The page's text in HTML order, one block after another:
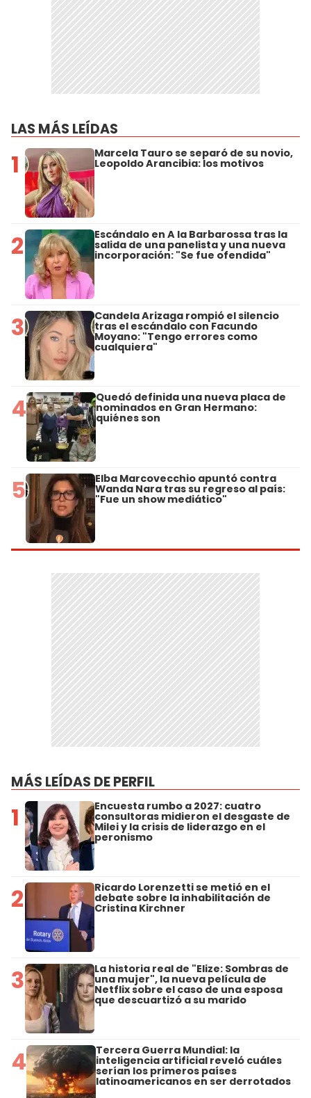
LAS MÁS LEÍDAS
1 Marcela Tauro se separó de su novio,
Leopoldo Arancibia: los motivos
2 Escándalo en A la Barbarossa tras la
salida de una panelista y una nueva
incorporación: "Se fue ofendida"
3 Candela Arizaga rompió el silencio
tras el escándalo con Facundo
Moyano: "Tengo errores como
cualquiera"
4 Quedó definida una nueva placa de
nominados en Gran Hermano:
quiénes son
5 Elba Marcovecchio apuntó contra
Wanda Nara tras su regreso al país:
"Fue un show mediático"
MÁS LEÍDAS DE PERFIL
1 Encuesta rumbo a 2027: cuatro
consultoras midieron el desgaste de
Milei y la crisis de liderazgo en el
peronismo
2 Ricardo Lorenzetti se metió en el
debate sobre la inhabilitación de
Cristina Kirchner
3 La historia real de "Elize: Sombras de
una mujer", la nueva película de
Netflix sobre el caso de una esposa
que descuartizó a su marido
4 Tercera Guerra Mundial: la
inteligencia artificial reveló cuáles
serían los primeros países
latinoamericanos en ser derrotados